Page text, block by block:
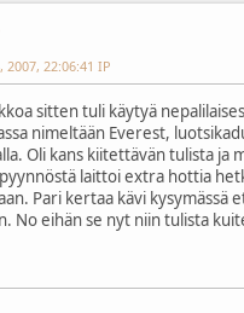
22:06:41 IP
sitten tuli käytyä
nimeltään Everest,
Oli kans kiitettävän tulista ja
laittoi extra hottia
Pari kertaa kävi kysymässä
No eihän se nyt niin tulista